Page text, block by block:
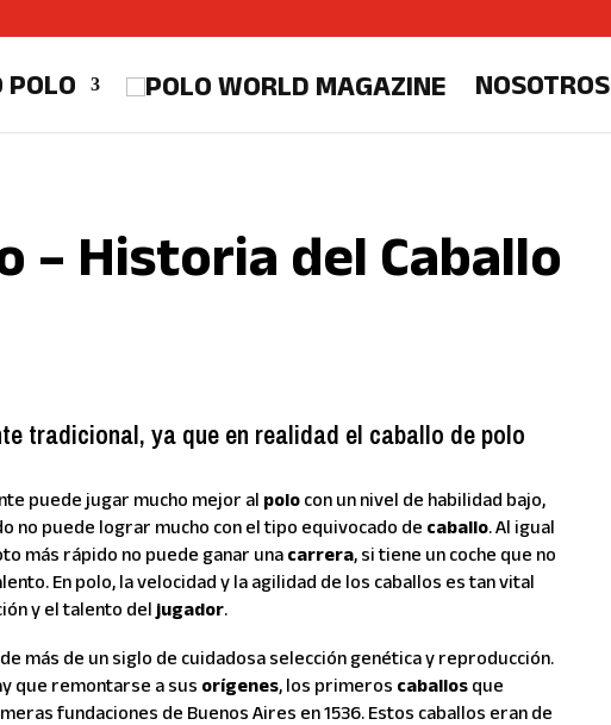
POLO NOSOTROS
– Historia del Caballo
tradicional, ya que en realidad el caballo de polo
puede jugar mucho mejor al polo con un nivel de habilidad bajo,
no puede lograr mucho con el tipo equivocado de caballo. Al igual
más rápido no puede ganar una carrera, si tiene un coche que no
En polo, la velocidad y la agilidad de los caballos es tan vital
y el talento del jugador.
más de un siglo de cuidadosa selección genética y reproducción.
que remontarse a sus orígenes, los primeros caballos que
fundaciones de Buenos Aires en 1536. Estos caballos eran de